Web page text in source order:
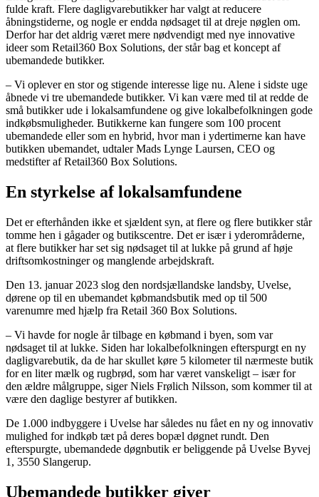
fulde kraft. Flere dagligvarebutikker har valgt at reducere
åbningstiderne, og nogle er endda nødsaget til at dreje nøglen om.
Derfor har det aldrig været mere nødvendigt med nye innovative
ideer som Retail360 Box Solutions, der står bag et koncept af
ubemandede butikker.
– Vi oplever en stor og stigende interesse lige nu. Alene i sidste uge
åbnede vi tre ubemandede butikker. Vi kan være med til at redde de
små butikker ude i lokalsamfundene og give lokalbefolkningen gode
indkøbsmuligheder. Butikkerne kan fungere som 100 procent
ubemandede eller som en hybrid, hvor man i ydertimerne kan have
butikken ubemandet, udtaler Mads Lynge Laursen, CEO og
medstifter af Retail360 Box Solutions.
En styrkelse af lokalsamfundene
Det er efterhånden ikke et sjældent syn, at flere og flere butikker står
tomme hen i gågader og butikscentre. Det er især i yderområderne,
at flere butikker har set sig nødsaget til at lukke på grund af høje
driftsomkostninger og manglende arbejdskraft.
Den 13. januar 2023 slog den nordsjællandske landsby, Uvelse,
dørene op til en ubemandet købmandsbutik med op til 500
varenumre med hjælp fra Retail 360 Box Solutions.
– Vi havde for nogle år tilbage en købmand i byen, som var
nødsaget til at lukke. Siden har lokalbefolkningen efterspurgt en ny
dagligvarebutik, da de har skullet køre 5 kilometer til nærmeste butik
for en liter mælk og rugbrød, som har været vanskeligt – især for
den ældre målgruppe, siger Niels Frølich Nilsson, som kommer til at
være den daglige bestyrer af butikken.
De 1.000 indbyggere i Uvelse har således nu fået en ny og innovativ
mulighed for indkøb tæt på deres bopæl døgnet rundt. Den
efterspurgte, ubemandede døgnbutik er beliggende på Uvelse Byvej
1, 3550 Slangerup.
Ubemandede butikker giver